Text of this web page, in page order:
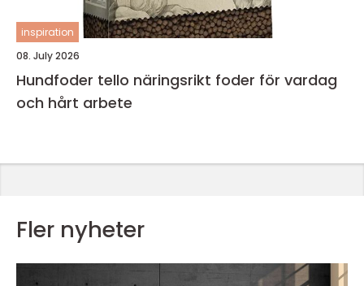
inspiration
08. July 2026
Hundfoder tello näringsrikt foder för vardag
och hårt arbete
Fler nyheter